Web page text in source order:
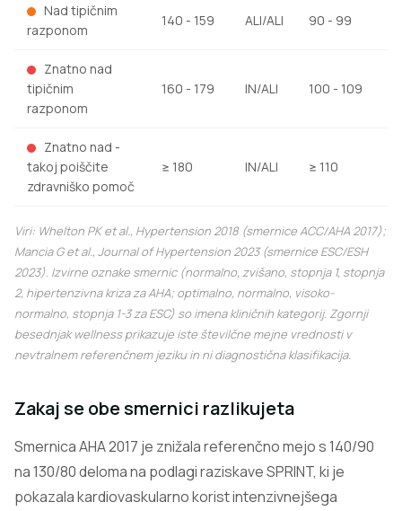
Nad tipičnim
razponom
140 - 159 ALI/ALI 90 - 99
Znatno nad
tipičnim
razponom
160 - 179 IN/ALI 100 - 109
Znatno nad -
takoj poiščite
zdravniško pomoč
≥ 180 IN/ALI ≥ 110
Viri: Whelton PK et al., Hypertension 2018 (smernice ACC/AHA 2017);
Mancia G et al., Journal of Hypertension 2023 (smernice ESC/ESH
2023). Izvirne oznake smernic (normalno, zvišano, stopnja 1, stopnja
2, hipertenzivna kriza za AHA; optimalno, normalno, visoko-
normalno, stopnja 1-3 za ESC) so imena kliničnih kategorij. Zgornji
besednjak wellness prikazuje iste številčne mejne vrednosti v
nevtralnem referenčnem jeziku in ni diagnostična klasifikacija.
Zakaj se obe smernici razlikujeta
Smernica AHA 2017 je znižala referenčno mejo s 140/90
na 130/80 deloma na podlagi raziskave SPRINT, ki je
pokazala kardiovaskularno korist intenzivnejšega